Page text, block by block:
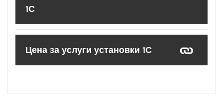
1С
Цена за услуги установки 1С